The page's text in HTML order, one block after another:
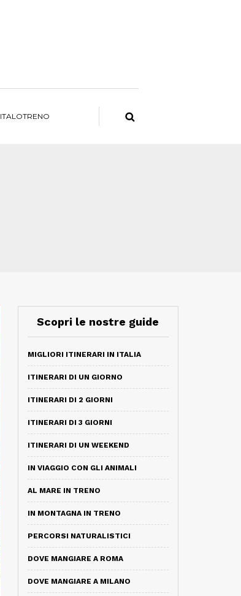
ITALOTRENO
Scopri le nostre guide
MIGLIORI ITINERARI IN ITALIA
ITINERARI DI UN GIORNO
ITINERARI DI 2 GIORNI
ITINERARI DI 3 GIORNI
ITINERARI DI UN WEEKEND
IN VIAGGIO CON GLI ANIMALI
AL MARE IN TRENO
IN MONTAGNA IN TRENO
PERCORSI NATURALISTICI
DOVE MANGIARE A ROMA
DOVE MANGIARE A MILANO